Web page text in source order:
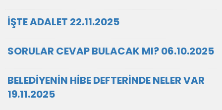
İŞTE ADALET 22.11.2025
SORULAR CEVAP BULACAK MI? 06.10.2025
BELEDİYENİN HİBE DEFTERİNDE NELER VAR
19.11.2025